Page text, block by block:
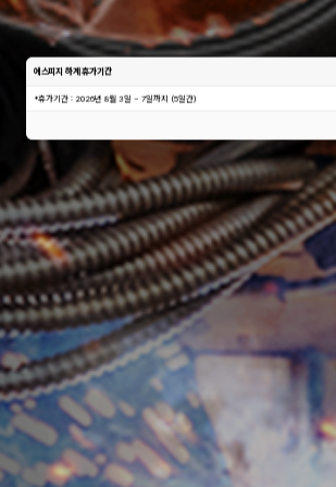
에스피지 하계 휴가기간
*휴가기간 : 2026년 8월 3일 ~ 7일까지 (5일간)